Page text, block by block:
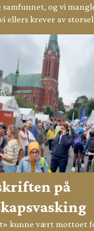
samfunnet, og vi
ellers krever av
på
kunne vært mottoet